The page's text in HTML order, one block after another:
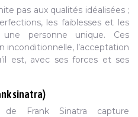
pas aux qualités idéalisées ;
les faiblesses et les
personne unique. Ces
inconditionnelle, l’acceptation
est, avec ses forces et ses
sinatra)
de Frank Sinatra capture